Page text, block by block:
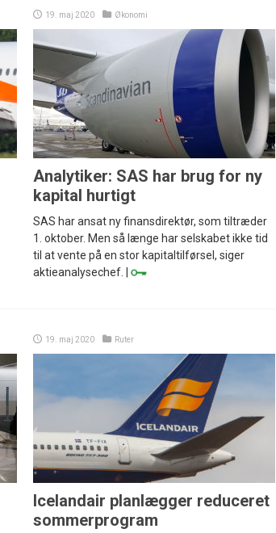
19. maj 2020 Økonomi
Analytiker: SAS har brug for ny
kapital hurtigt
SAS har ansat ny finansdirektør, som tiltræder
1. oktober. Men så længe har selskabet ikke tid
til at vente på en stor kapitaltilførsel, siger
aktieanalysechef. |
19. maj 2020 Ruter
Icelandair planlægger reduceret
sommerprogram